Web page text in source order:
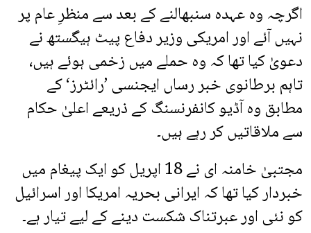
اگرچہ وہ عہدہ سنبھالنے کے بعد سے منظرِ عام پر
نہیں آئے اور امریکی وزیر دفاع پیٹ ہیگستھ نے
دعویٰ کیا تھا کہ وہ حملے میں زخمی ہوئے ہیں،
تاہم برطانوی خبر رساں ایجنسی ’رائٹرز‘ کے
مطابق وہ آڈیو کانفرنسنگ کے ذریعے اعلیٰ حکام
سے ملاقاتیں کر رہے ہیں۔
مجتبیٰ خامنہ ای نے 18 اپریل کو ایک پیغام میں
خبردار کیا تھا کہ ایرانی بحریہ امریکا اور اسرائیل
کو نئی اور عبرتناک شکست دینے کے لیے تیار ہے۔